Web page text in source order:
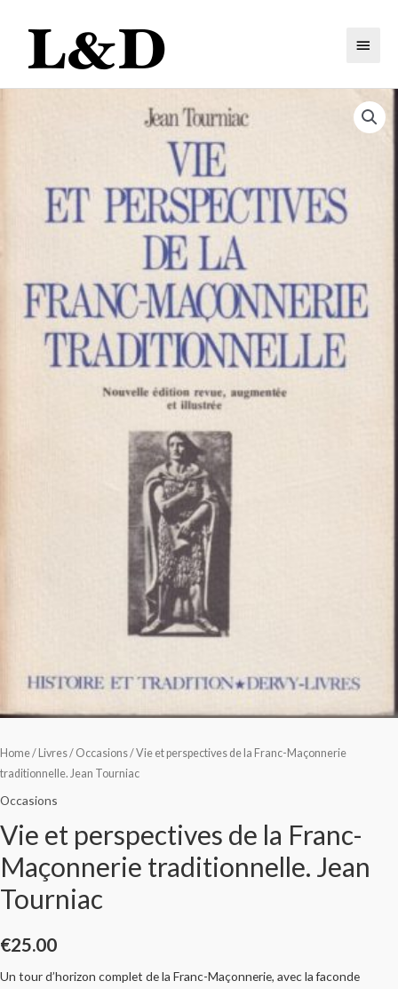
Home/ Livres/ Occasions/ Vie et perspectives de la Franc-Maçonnerie
traditionnelle. Jean Tourniac
Occasions
Vie et perspectives de la Franc-
Maçonnerie traditionnelle. Jean
Tourniac
€25.00
Un tour d’horizon complet de la Franc-Maçonnerie, avec la faconde